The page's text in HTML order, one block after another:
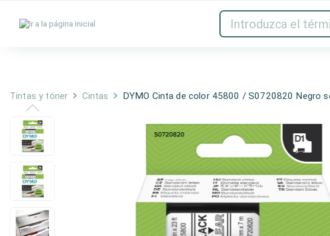
Red Audio y vídeo
Tintas y tóner Cintas DYMO Cinta de color 45800 / S0720820 Negro